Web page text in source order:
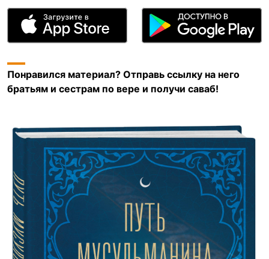
Понравился материал? Отправь ссылку на него
братьям и сестрам по вере и получи саваб!